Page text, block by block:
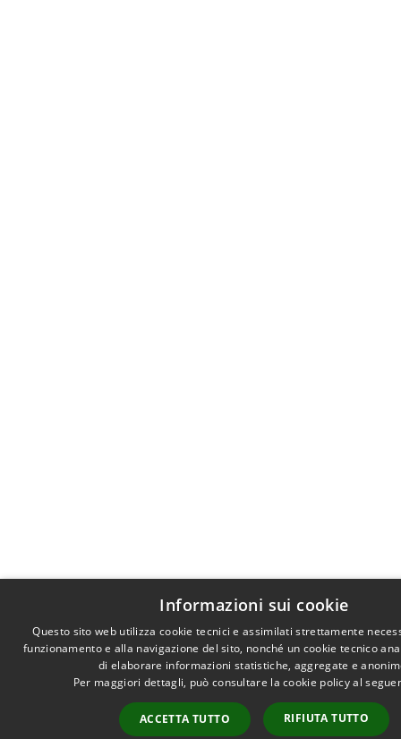
Informazioni sui cookie
Questo sito web utilizza cookie tecnici e assimilati strettamente
funzionamento e alla navigazione del sito, nonché un cookie tecnico
di elaborare informazioni statistiche, aggregate e
Per maggiori dettagli, può consultare la cookie policy al
ACCETTA TUTTO RIFIUTA TUTTO